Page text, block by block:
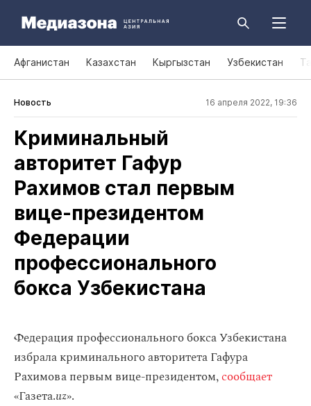
Афганистан Казахстан Кыргызстан Узбекистан
Новость 16 апреля 2022, 19:36
Криминальный
авторитет Гафур
Рахимов стал первым
вице‑президентом
Федерации
профессионального
бокса Узбекистана
Федерация профессионального бокса Узбекистана
избрала криминального авторитета Гафура
Рахимова первым вице-президентом,сообщает
«Газета.uz».